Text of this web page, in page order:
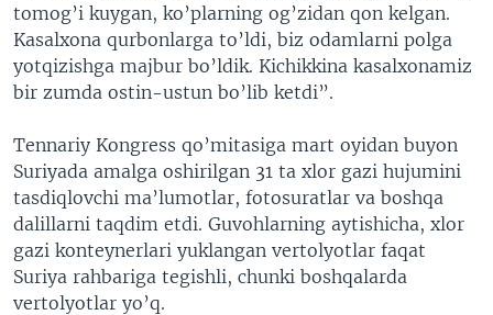
tomog’i kuygan, ko’plarning og’zidan qon kelgan.
Kasalxona qurbonlarga to’ldi, biz odamlarni polga
yotqizishga majbur bo’ldik. Kichikkina kasalxonamiz
bir zumda ostin-ustun bo’lib ketdi”.
Tennariy Kongress qo’mitasiga mart oyidan buyon
Suriyada amalga oshirilgan 31 ta xlor gazi hujumini
tasdiqlovchi ma’lumotlar, fotosuratlar va boshqa
dalillarni taqdim etdi. Guvohlarning aytishicha, xlor
gazi konteynerlari yuklangan vertolyotlar faqat
Suriya rahbariga tegishli, chunki boshqalarda
vertolyotlar yo’q.